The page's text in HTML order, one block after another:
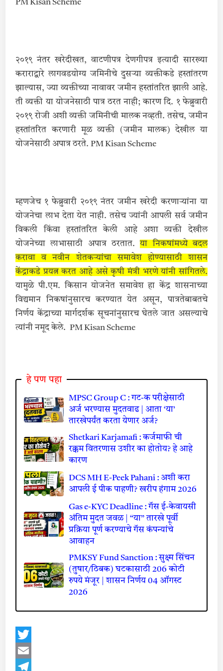
PM Kisan Scheme
२०१९ नंतर खरेदीखत, वाटणीपत्र देणगीपत्र इत्यादी सारख्या
कराराद्वारे लागवडयोग्य जमिनीचे दुसऱ्या व्यक्तीकडे हस्तांतरण
झाल्यास, ज्या व्यक्तीच्या नावावर जमीन हस्तांतरित झाली आहे.
ती व्यक्ती या योजनेसाठी पात्र ठरत नाही; कारण दि. १ फेब्रुवारी
२०१९ रोजी अशी व्यक्ती जमिनीची मालक नव्हती. तसेच, जमीन
हस्तांतरित करणारी मूळ व्यक्ती (जमीन मालक) देखील या
योजनेसाठी अपात्र ठरते. PM Kisan Scheme
म्हणजेच १ फेब्रुवारी २०१९ नंतर जमीन खरेदी करणाऱ्यांना या
योजनेचा लाभ देता येत नाही. तसेच ज्यांनी आपली सर्व जमीन
विकली किंवा हस्तांतरित केली आहे अशा व्यक्ती देखील
योजनेच्या लाभासाठी अपात्र ठरतात.या निकषांमध्ये बदल
करावा व नवीन शेतकऱ्यांचा समावेश होण्यासाठी शासन
केंद्राकडे प्रयत्न करत आहे असे कृषी मंत्री भरणे यांनी सांगितले.
यामुळे पी.एम. किसान योजनेत समावेश हा केंद्र शासनाच्या
विद्यमान निकषांनुसारच करण्यात येत असून, पात्रतेबाबतचे
निर्णय केंद्राच्या मार्गदर्शक सूचनांनुसारच घेतले जात असल्याचे
त्यांनी नमूद केले. PM Kisan Scheme
हे पण पहा
MPSC Group C : गट-क परीक्षेसाठी
अर्ज भरण्यास मुदतवाढ | आता ‘या’
तारखेपर्यंत करता येणार अर्ज?
Shetkari Karjamafi : कर्जमाफी ची
रक्कम वितरणास उशीर का होतोय? हे आहे
कारण
DCS MH E-Peek Pahani : अशी करा
आपली ई पीक पाहणी? खरीप हंगाम 2026
Gas e-KYC Deadline : गॅस ई-केवायसी
अंतिम मुदत जवळ | “या” तारखे पूर्वी
प्रक्रिया पूर्ण करण्याचे गॅस कंपन्यांचे
आवाहन
PMKSY Fund Sanction : सुक्ष्म सिंचन
(तुषार/ठिबक) घटकासाठी 206 कोटी
रुपये मंजूर | शासन निर्णय 04 ऑगस्ट
2026
Twitter
Email